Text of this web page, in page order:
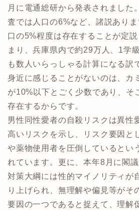
月に電通総研から発表されました
査では人口の6%など、諸説あり
口の5%程度は存在することが定
まり、兵庫県内で約29万人、1学
も数人いらっしゃる計算になる訳
身近に感じることがないのは、カ
が10%以下とごく少数であり、そ
存在するからです。
男性同性愛者の自殺リスクは異性
高いリスクを示し、リスク要因と
や薬物使用者を圧倒しているとい
れています。更に、本年8月に閣
対策大綱には性的マイノリティが
り上げられ、無理解や偏見等がそ
要因の一つであると捉えて、理解